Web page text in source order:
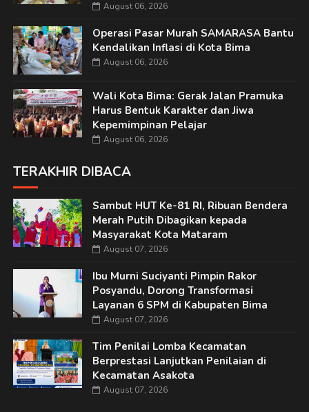
August 06, 2026
Operasi Pasar Murah SAMARASA Bantu
Kendalikan Inflasi di Kota Bima
August 06, 2026
Wali Kota Bima: Gerak Jalan Pramuka
Harus Bentuk Karakter dan Jiwa
Kepemimpinan Pelajar
August 06, 2026
TERAKHIR DIBACA
Sambut HUT Ke-81 RI, Ribuan Bendera
Merah Putih Dibagikan kepada
Masyarakat Kota Mataram
August 07, 2026
Ibu Murni Suciyanti Pimpin Rakor
Posyandu, Dorong Transformasi
Layanan 6 SPM di Kabupaten Bima
August 07, 2026
Tim Penilai Lomba Kecamatan
Berprestasi Lanjutkan Penilaian di
Kecamatan Asakota
August 07, 2026